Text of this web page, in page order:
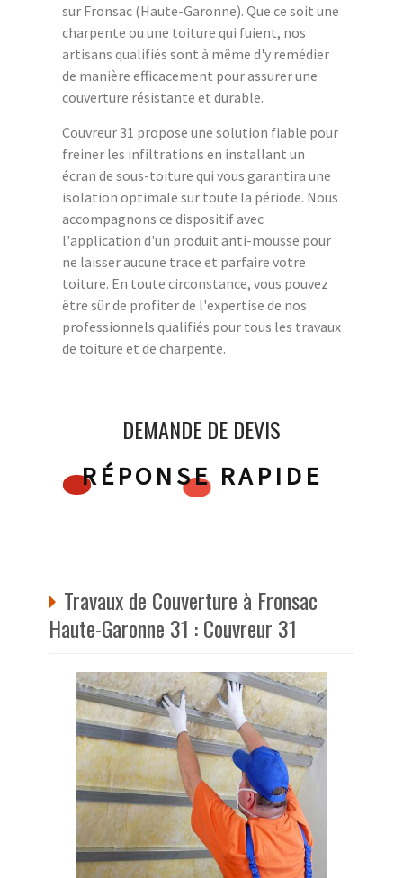
sur Fronsac (Haute-Garonne). Que ce soit une
charpente ou une toiture qui fuient, nos
artisans qualifiés sont à même d'y remédier
de manière efficacement pour assurer une
couverture résistante et durable.
Couvreur 31 propose une solution fiable pour
freiner les infiltrations en installant un
écran de sous-toiture qui vous garantira une
isolation optimale sur toute la période. Nous
accompagnons ce dispositif avec
l'application d'un produit anti-mousse pour
ne laisser aucune trace et parfaire votre
toiture. En toute circonstance, vous pouvez
être sûr de profiter de l'expertise de nos
professionnels qualifiés pour tous les travaux
de toiture et de charpente.
DEMANDE DE DEVIS
RÉPONSE RAPIDE
Travaux de Couverture à Fronsac
Haute-Garonne 31 : Couvreur 31